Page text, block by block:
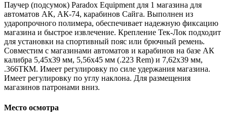
Паучер (подсумок) Paradox Equipment для 1 магазина для
автоматов АК, АК-74, карабинов Сайга. Выполнен из
ударопрочного полимера, обеспечивает надежную фиксацию
магазина и быстрое извлечение. Крепление Тек-Лок подходит
для установки на спортивный пояс или брючный ремень.
Совместим с магазинами автоматов и карабинов на базе АК
калибра 5,45х39 мм, 5,56х45 мм (.223 Rem) и 7,62х39 мм,
.366ТКМ. Имеет регулировку по силе удержания магазина.
Имеет регулировку по углу наклона. Для размещения
магазинов патронами вниз.
Место осмотра